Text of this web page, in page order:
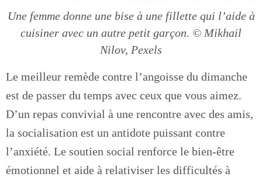
Une femme donne une bise à une fillette qui l’aide à
cuisiner avec un autre petit garçon. © Mikhail
Nilov, Pexels
Le meilleur remède contre l’angoisse du dimanche
est de passer du temps avec ceux que vous aimez.
D’un repas convivial à une rencontre avec des amis,
la socialisation est un antidote puissant contre
l’anxiété. Le soutien social renforce le bien-être
émotionnel et aide à relativiser les difficultés à